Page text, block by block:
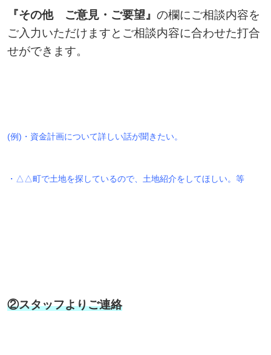
『その他 ご意見・ご要望』 の欄にご相談内容を
ご入力いただけますとご相談内容に合わせた打合
せができます。
(例)・資金計画について詳しい話が聞きたい。
・△△町で土地を探しているので、土地紹介をしてほしい。等
②スタッフよりご連絡